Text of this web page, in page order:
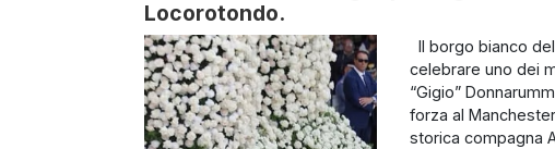
Locorotondo.
Il borgo bianco
celebrare uno dei
“Gigio”
forza al
storica compagna